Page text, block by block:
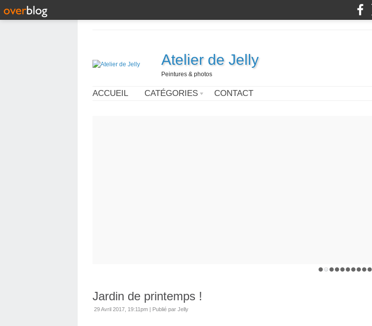
Atelier de Jelly
Peintures & photos
ACCUEIL CATÉGORIES CONTACT
Jardin de printemps !
29 Avril 2017, 19:11pm | Publié par Jelly